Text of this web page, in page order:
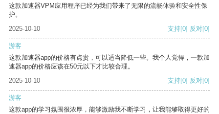
这款加速器VPM应用程序已经为我们带来了无限的流畅体验和安全性保
护。
2025-10-10
支持[0] 反对[0]
游客
这款加速器app的价格有点贵，可以适当降低一些。我个人觉得，一款加
速器app的价格应该在50元以下才比较合理。
2025-10-10
支持[0] 反对[0]
游客
这款app的学习氛围很浓厚，能够激励我不断学习，让我能够取得更好的